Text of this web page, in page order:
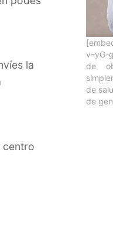
la
centro
v=yG-
de
de
de